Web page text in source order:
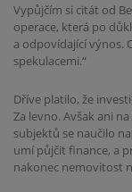
Vypůjčím si citát od
operace, která po
a odpovídající výnos.
spekulacemi.“
Dříve platilo, že
Za levno. Avšak ani
subjektů se naučilo
umí půjčit finance, a
nakonec nemovitost